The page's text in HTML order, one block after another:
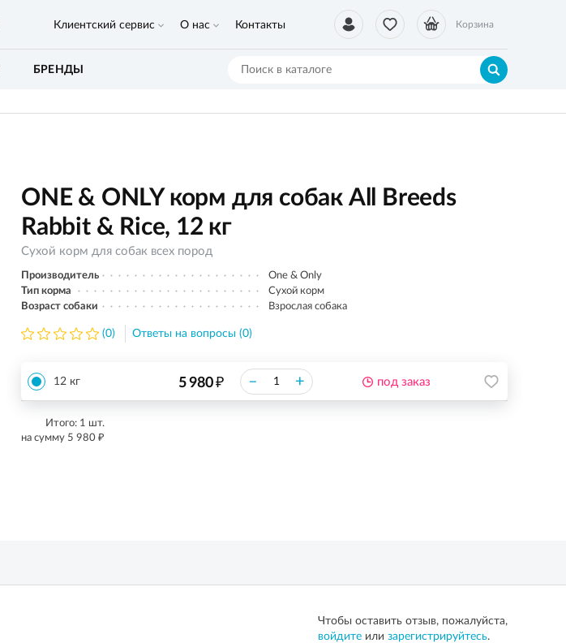
Корзина
Клиентский сервис О нас Контакты
БРЕНДЫ
ONE & ONLY корм для собак All Breeds
Rabbit & Rice, 12 кг
Сухой корм для собак всех пород
Производитель
One & Only
Тип корма
Сухой корм
Возраст собаки
Взрослая собака
(0) Ответы на вопросы (0)
12 кг 5 980₽ – + под заказ
Итого: 1 шт.
на сумму 5 980 ₽
Чтобы оставить отзыв, пожалуйста,
войдите или зарегистрируйтесь.